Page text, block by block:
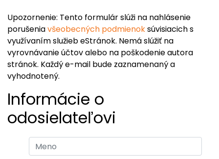
Upozornenie: Tento formulár slúži na nahlásenie
porušeniavšeobecných podmienoksúvisiacich s
využívaním služieb eStránok. Nemá slúžiť na
vyrovnávanie účtov alebo na poškodenie autora
stránok. Každý e-mail bude zaznamenaný a
vyhodnotený.
Informácie o
odosielateľovi